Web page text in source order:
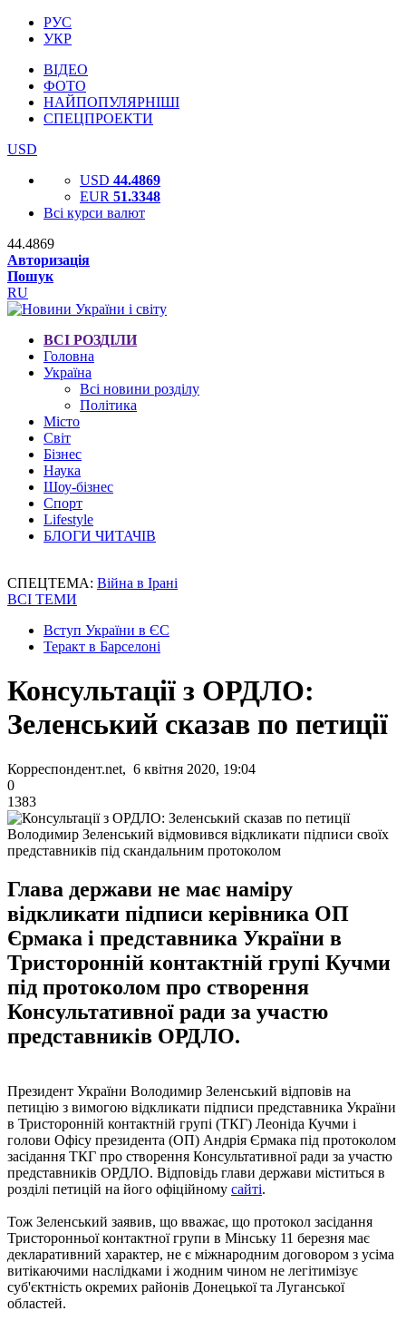
РУС
УКР
ВІДЕО
ФОТО
НАЙПОПУЛЯРНІШІ
СПЕЦПРОЕКТИ
USD
USD 44.4869
EUR 51.3348
Всі курси валют
44.4869
Авторизація
Пошук
RU
ВСІ РОЗДІЛИ
Головна
Україна
Всі новини розділу
Політика
Місто
Світ
Бізнес
Наука
Шоу-бізнес
Спорт
Lifestyle
БЛОГИ ЧИТАЧІВ
СПЕЦТЕМА: Війна в Ірані
ВСІ ТЕМИ
Вступ України в ЄС
Теракт в Барселоні
Консультації з ОРДЛО:
Зеленський сказав по петиції
Корреспондент.net, 6 квітня 2020, 19:04
0
1383
Володимир Зеленський відмовився відкликати підписи своїх
представників під скандальним протоколом
Глава держави не має наміру
відкликати підписи керівника ОП
Єрмака і представника України в
Тристоронній контактній групі Кучми
під протоколом про створення
Консультативної ради за участю
представників ОРДЛО.
Президент України Володимир Зеленський відповів на
петицію з вимогою відкликати підписи представника України
в Тристоронній контактній групі (ТКГ) Леоніда Кучми і
голови Офісу президента (ОП) Андрія Єрмака під протоколом
засідання ТКГ про створення Консультативної ради за участю
представників ОРДЛО. Відповідь глави держави міститься в
розділі петицій на його офіційному сайті.
Тож Зеленський заявив, що вважає, що протокол засідання
Тристоронньої контактної групи в Мінську 11 березня має
декларативний характер, не є міжнародним договором з усіма
витікаючими наслідками і жодним чином не легітимізує
суб'єктність окремих районів Донецької та Луганської
областей.